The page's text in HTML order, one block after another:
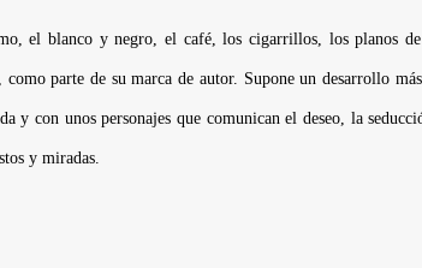
el blanco y negro, el café, los cigarrillos, los planos
, como parte de su marca de autor. Supone un desarrollo
y con unos personajes que comunican el deseo, la
y miradas.